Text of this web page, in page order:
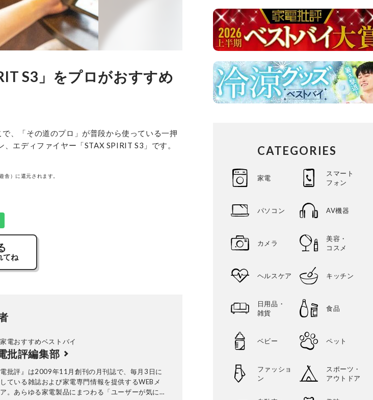
S3」をプロがおすすめ
、「その道のプロ」が普段から使っている一押
エディファイヤー「STAX SPIRIT S3」です。
）に還元されます。
てね
電おすすめベストバイ
批評編集部
電批評』は2009年11月創刊の月刊誌で、毎月3日に
ている雑誌および家電専門情報を提供するWEBメ
。あらゆる家電製品にまつわる「ユーザーが気にな
CATEGORIES
家電
スマート
フォン
パソコン AV機器
カメラ
美容・
コスメ
ヘルスケア キッチン
日用品・
雑貨
食品
ベビー ペット
ファッショ
ン
スポーツ・
アウトドア